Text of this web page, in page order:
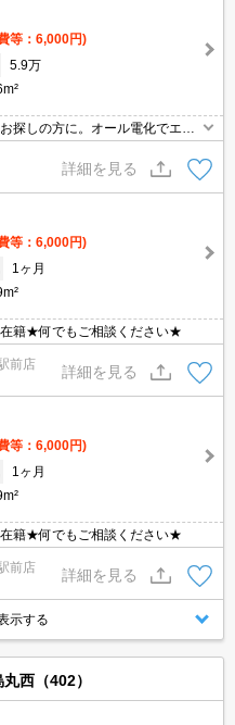
等：6,000円)
5.9万
探しの方に。オール電化でエコ
あり。インターネット接続設備
機置場あり。洗面化粧台付
詳細を見る
等：6,000円)
1ヶ月
籍★何でもご相談ください★
前店
詳細を見る
等：6,000円)
1ヶ月
籍★何でもご相談ください★
前店
詳細を見る
示する
西（402）